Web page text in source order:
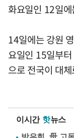
화요일인 12일
14일에는 강원
요일인 15일부
으로 전국이 대
이시간 핫뉴스